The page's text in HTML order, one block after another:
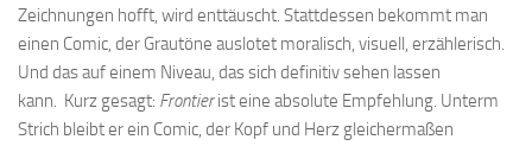
Zeichnungen hofft, wird enttäuscht. Stattdessen bekommt man
einen Comic, der Grautöne auslotet moralisch, visuell, erzählerisch.
Und das auf einem Niveau, das sich definitiv sehen lassen
kann. Kurz gesagt: Frontierist eine absolute Empfehlung. Unterm
Strich bleibt er ein Comic, der Kopf und Herz gleichermaßen